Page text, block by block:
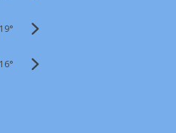
19°
16°